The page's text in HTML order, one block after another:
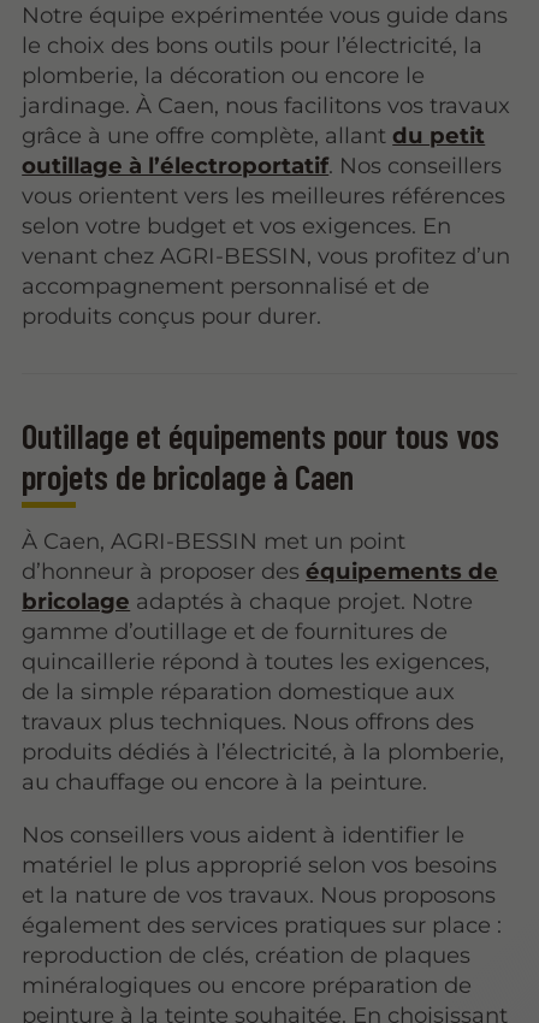
Notre équipe expérimentée vous guide dans
le choix des bons outils pour l’électricité, la
plomberie, la décoration ou encore le
jardinage. À Caen, nous facilitons vos travaux
grâce à une offre complète, allantdu petit
outillage à l’électroportatif. Nos conseillers
vous orientent vers les meilleures références
selon votre budget et vos exigences. En
venant chez AGRI-BESSIN, vous profitez d’un
accompagnement personnalisé et de
produits conçus pour durer.
Outillage et équipements pour tous vos
projets de bricolage à Caen
À Caen, AGRI-BESSIN met un point
d’honneur à proposer deséquipements de
bricolage adaptés à chaque projet. Notre
gamme d’outillage et de fournitures de
quincaillerie répond à toutes les exigences,
de la simple réparation domestique aux
travaux plus techniques. Nous offrons des
produits dédiés à l’électricité, à la plomberie,
au chauffage ou encore à la peinture.
Nos conseillers vous aident à identifier le
matériel le plus approprié selon vos besoins
et la nature de vos travaux. Nous proposons
également des services pratiques sur place :
reproduction de clés, création de plaques
minéralogiques ou encore préparation de
peinture à la teinte souhaitée. En choisissant